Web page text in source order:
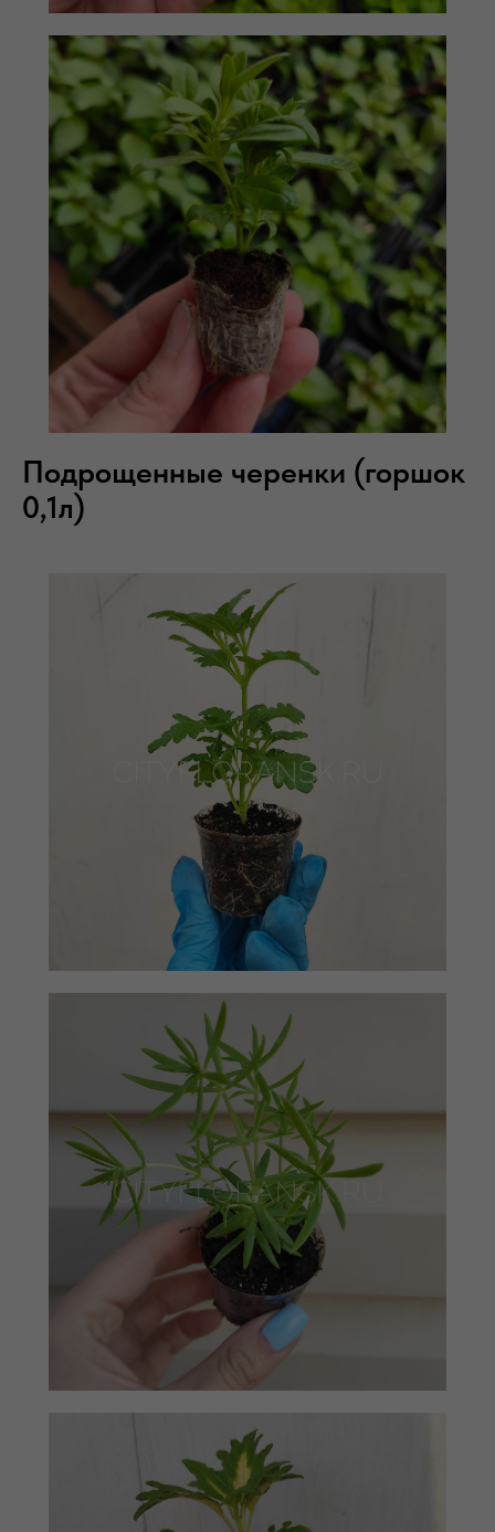
Подрощенные черенки (горшок
0,1л)